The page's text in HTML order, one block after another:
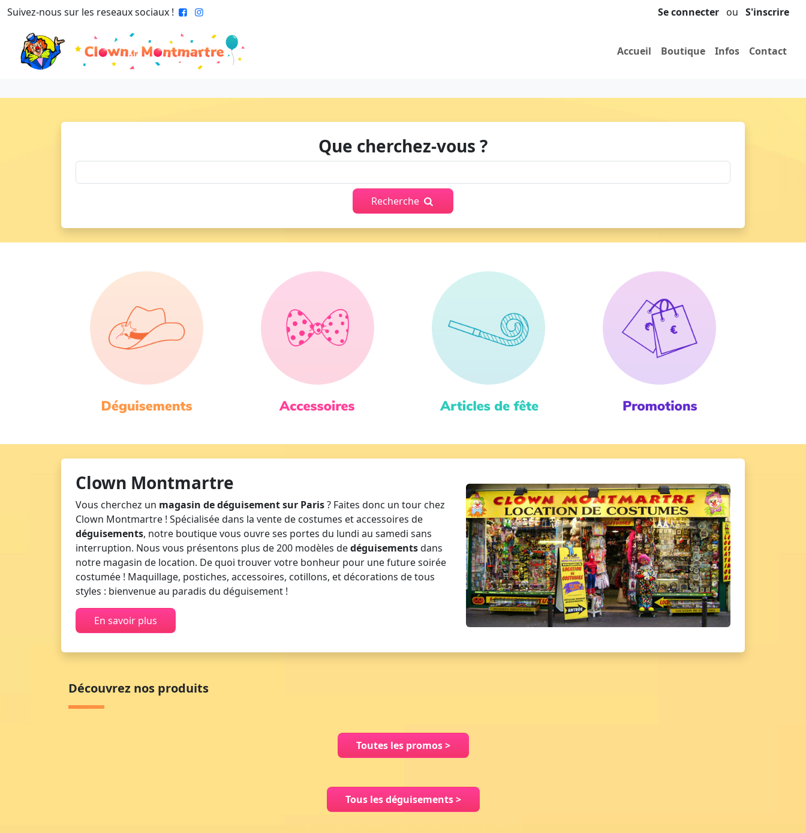
Suivez-nous sur les reseaux sociaux ! Se connecter ou S'inscrire
Accueil Boutique Infos Contact
Que cherchez-vous ?
Recherche
Clown Montmartre
Vous cherchez un magasin de déguisement sur Paris? Faites donc un tour chez
Clown Montmartre ! Spécialisée dans la vente de costumes et accessoires de
déguisements, notre boutique vous ouvre ses portes du lundi au samedi sans
interruption. Nous vous présentons plus de 200 modèles dedéguisementsdans
notre magasin de location. De quoi trouver votre bonheur pour une future soirée
costumée ! Maquillage, postiches, accessoires, cotillons, et décorations de tous
styles : bienvenue au paradis du déguisement !
En savoir plus
Découvrez nos produits
Toutes les promos >
Tous les déguisements >